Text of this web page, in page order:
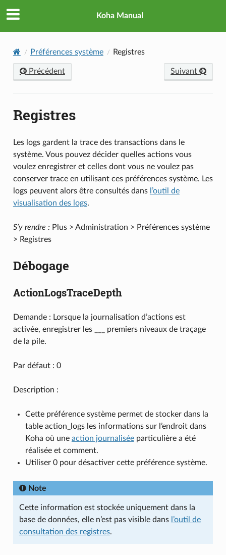
Koha Manual
Préférences système Registres
Précédent Suivant
Registres
Les logs gardent la trace des transactions dans le
système. Vous pouvez décider quelles actions vous
voulez enregistrer et celles dont vous ne voulez pas
conserver trace en utilisant ces préférences système. Les
logs peuvent alors être consultés dans l’outil de
visualisation des logs.
S’y rendre :Plus > Administration > Préférences système
> Registres
Débogage
ActionLogsTraceDepth
Demande : Lorsque la journalisation d’actions est
activée, enregistrer les ___ premiers niveaux de traçage
de la pile.
Par défaut : 0
Description :
Cette préférence système permet de stocker dans la
table action_logs les informations sur l’endroit dans
Koha où une action journaliséeparticulière a été
réalisée et comment.
Utiliser 0 pour désactiver cette préférence système.
Note
Cette information est stockée uniquement dans la
base de données, elle n’est pas visible dans l’outil de
consultation des registres.